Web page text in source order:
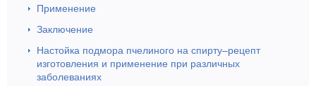
Применение
Заключение
Настойка подмора пчелиного на спирту–рецепт
изготовления и применение при различных
заболеваниях